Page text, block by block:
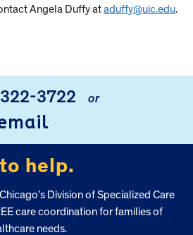
Angela Duffy ataduffy@uic.edu.
3722 or
help.
Division of Specialized Care
care coordination for families of
needs.